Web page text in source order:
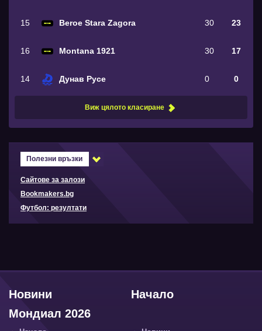
15 Beroe Stara Zagora 30 23
16 Montana 1921 30 17
14 Дунав Русе 0 0
Виж цялото класиране
Полезни връзки
Сайтове за залози
Bookmakers.bg
Футбол: резултати
Начало
Новини
Мондиал 2026